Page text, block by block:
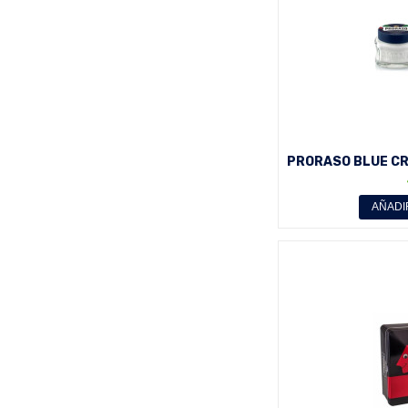
PRORASO BLUE